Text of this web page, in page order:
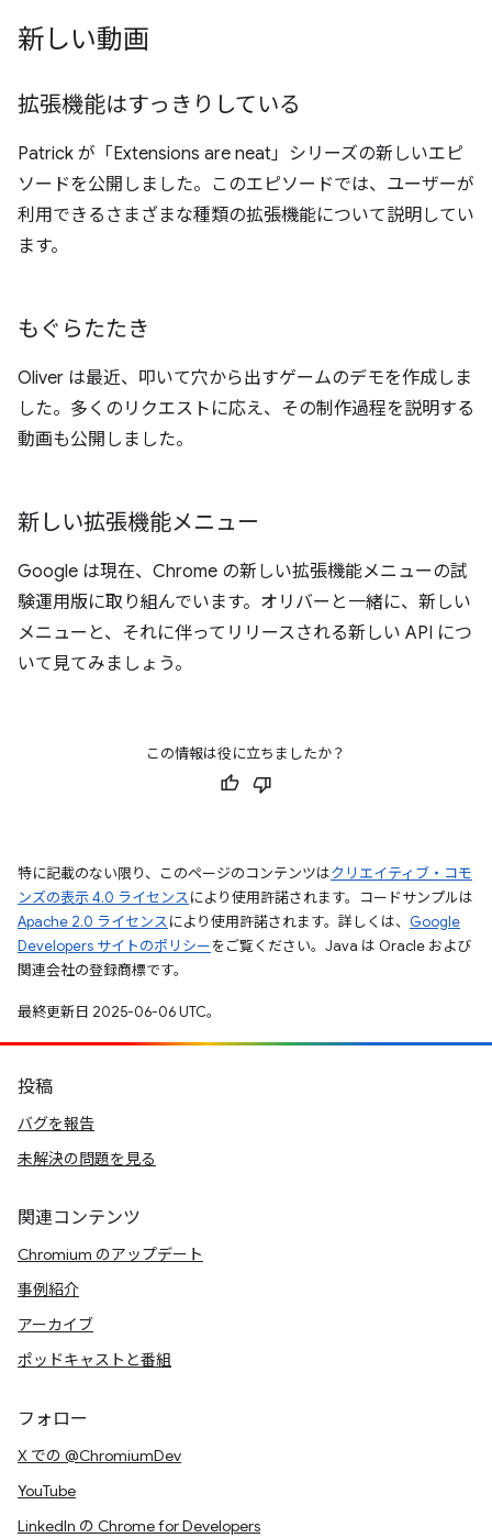
新しい動画
拡張機能はすっきりしている
Patrick が「Extensions are neat」シリーズの新しいエピ
ソードを公開しました。このエピソードでは、ユーザーが
利用できるさまざまな種類の拡張機能について説明してい
ます。
もぐらたたき
Oliver は最近、叩いて穴から出すゲームのデモを作成しま
した。多くのリクエストに応え、その制作過程を説明する
動画も公開しました。
新しい拡張機能メニュー
Google は現在、Chrome の新しい拡張機能メニューの試
験運用版に取り組んでいます。オリバーと一緒に、新しい
メニューと、それに伴ってリリースされる新しい API につ
いて見てみましょう。
この情報は役に立ちましたか？
特に記載のない限り、このページのコンテンツはクリエイティブ・コモ
ンズの表示 4.0 ライセンスにより使用許諾されます。コードサンプルは
Apache 2.0 ライセンスにより使用許諾されます。詳しくは、 Google
Developers サイトのポリシーをご覧ください。Java は Oracle および
関連会社の登録商標です。
最終更新日 2025-06-06 UTC。
投稿
バグを報告
未解決の問題を見る
関連コンテンツ
Chromium のアップデート
事例紹介
アーカイブ
ポッドキャストと番組
フォロー
X での @ChromiumDev
YouTube
LinkedIn の Chrome for Developers